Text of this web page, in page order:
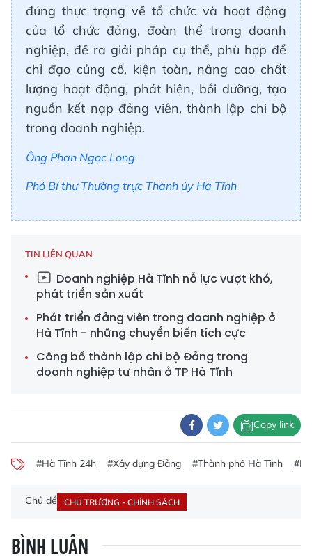
đúng thực trạng về tổ chức và hoạt động
của tổ chức đảng, đoàn thể trong doanh
nghiệp, đề ra giải pháp cụ thể, phù hợp để
chỉ đạo củng cố, kiện toàn, nâng cao chất
lượng hoạt động, phát hiện, bồi dưỡng, tạo
nguồn kết nạp đảng viên, thành lập chi bộ
trong doanh nghiệp.
Ông Phan Ngọc Long
Phó Bí thư Thường trực Thành ủy Hà Tĩnh
TIN LIÊN QUAN
Doanh nghiệp Hà Tĩnh nỗ lực vượt khó,
phát triển sản xuất
Phát triển đảng viên trong doanh nghiệp ở
Hà Tĩnh - những chuyển biến tích cực
Công bố thành lập chi bộ Đảng trong
doanh nghiệp tư nhân ở TP Hà Tĩnh
Copy link
#Hà Tĩnh 24h #Xây dựng Đảng #Thành phố Hà Tĩnh
Chủ đề CHỦ TRƯƠNG - CHÍNH SÁCH
BÌNH LUẬN